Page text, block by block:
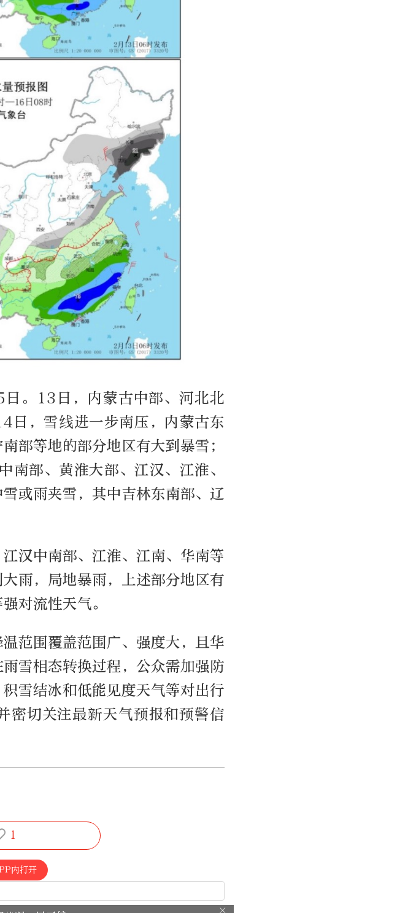
。13日，内蒙古中部、河北北
日，雪线进一步南压，内蒙古东
部等地的部分地区有大到暴雪；
南部、黄淮大部、江汉、江淮、
或雨夹雪，其中吉林东南部、辽
汉中南部、江淮、江南、华南等
雨，局地暴雨，上述部分地区有
对流性天气。
范围覆盖范围广、强度大，且华
雪相态转换过程，公众需加强防
雪结冰和低能见度天气等对出行
密切关注最新天气预报和预警信
1
内打开